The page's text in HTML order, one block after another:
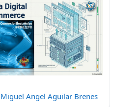
Miguel Angel Aguilar Brenes